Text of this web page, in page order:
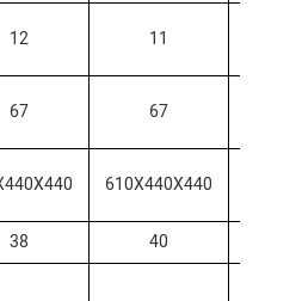
12 11
67 67
610X440X440
38 40